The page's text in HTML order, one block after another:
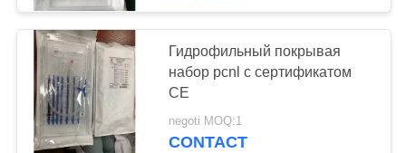
Катетер Dilatation
воздушного шара
Гидрофильный покрывая
набор pcnl с сертификатом
CE
negoti MOQ:1
CONTACT